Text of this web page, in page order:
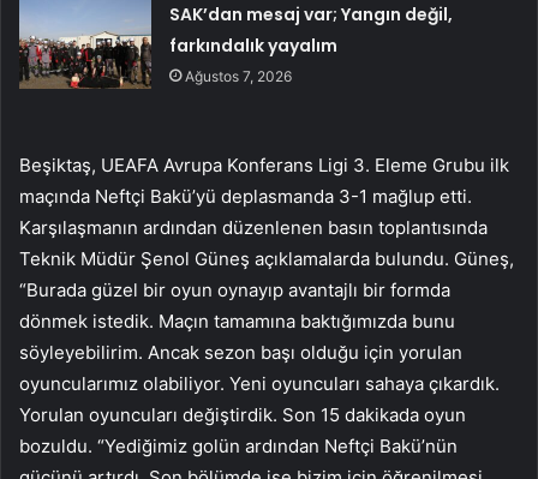
SAK’dan mesaj var; Yangın değil,
farkındalık yayalım
Ağustos 7, 2026
Beşiktaş, UEAFA Avrupa Konferans Ligi 3. Eleme Grubu ilk
maçında Neftçi Bakü’yü deplasmanda 3-1 mağlup etti.
Karşılaşmanın ardından düzenlenen basın toplantısında
Teknik Müdür Şenol Güneş açıklamalarda bulundu. Güneş,
“Burada güzel bir oyun oynayıp avantajlı bir formda
dönmek istedik. Maçın tamamına baktığımızda bunu
söyleyebilirim. Ancak sezon başı olduğu için yorulan
oyuncularımız olabiliyor. Yeni oyuncuları sahaya çıkardık.
Yorulan oyuncuları değiştirdik. Son 15 dakikada oyun
bozuldu. “Yediğimiz golün ardından Neftçi Bakü’nün